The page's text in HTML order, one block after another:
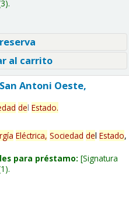
al carrito
Antoni Oeste,
del Estado.
Eléctrica, Sociedad del Estado,
para préstamo: Signatura